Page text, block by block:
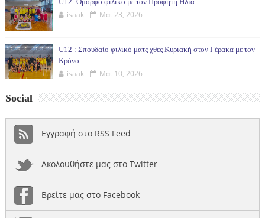
isaak Μαι 23, 2026
U12 : Σπουδαίο φιλικό ματς χθες Κυριακή στον Γέρακα με τον
Κρόνο
isaak Μαι 10, 2026
Social
Εγγραφή στο RSS Feed
Ακολουθήστε μας στο Twitter
Βρείτε μας στο Facebook